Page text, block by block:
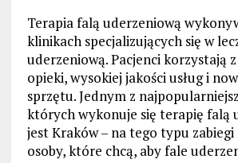
Terapia falą uderzeniową
klinikach specjalizujących się w
uderzeniową. Pacjenci korzystają
opieki, wysokiej jakości usług i
sprzętu. Jednym z
których wykonuje się terapię falą
jest Kraków – na tego typu
osoby, które chcą, aby fale